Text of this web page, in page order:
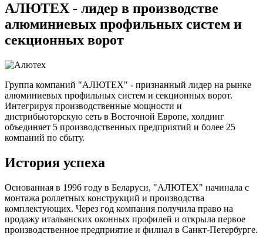
АЛЮТЕХ - лидер в производстве
алюминиевых профильных систем и
секционных ворот
Группа компаний "АЛЮТЕХ" - признанный лидер на рынке
алюминиевых профильных систем и секционных ворот.
Интегрируя производственные мощности и
дистрибьюторскую сеть в Восточной Европе, холдинг
объединяет 5 производственных предприятий и более 25
компаний по сбыту.
История успеха
Основанная в 1996 году в Беларуси, "АЛЮТЕХ" начинала с
монтажа роллетных конструкций и производства
комплектующих. Через год компания получила право на
продажу итальянских оконных профилей и открыла первое
производственное предприятие и филиал в Санкт-Петербурге.